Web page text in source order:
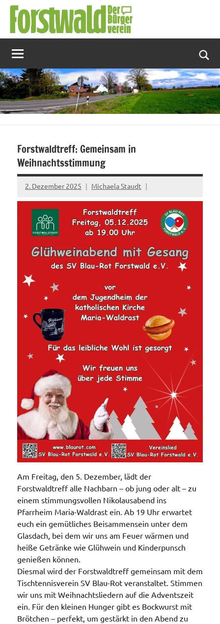
Zum
Inhalt
springen
Forstwaldtreff: Gemeinsam in
Weihnachtsstimmung
2. Dezember 2025 Michaela Staudt
Am Freitag, den 5. Dezember, lädt der
Forstwaldtreff alle Nachbarn – ob jung oder alt – zu
einem stimmungsvollen Nikolausabend ins
Pfarrheim Maria-Waldrast ein. Ab 19 Uhr erwartet
euch ein gemütliches Beisammensein unter dem
Glasdach, bei dem wir uns am Feuer wärmen und
heiße Getränke wie Glühwein und Kinderpunsch
genießen können.
Diesmal wird der Forstwaldtreff gemeinsam mit dem
Tischtennisverein SV Blau-Rot veranstaltet. Stimmen
wir uns mit Weihnachtsliedern auf die Adventszeit
ein. Für den kleinen Hunger gibt es Bockwurst mit
Brötchen – perfekt, um gestärkt in den Abend zu